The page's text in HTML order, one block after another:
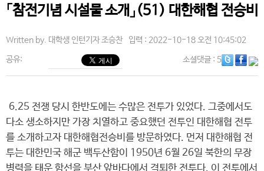
「참전기념 시설물 소개」(51) 대한해협 전승비
Written by. 대학생 인턴기자 조승찬 입력 : 2022-10-18 오전 10:45:02
공유: 소셜댓글: 5
6.25 전쟁 당시 한반도에는 수많은 전투가 있었다. 그중에서도
다소 생소하지만 가장 치열하고 중요했던 전투인 대한해협 전투
를 소개하고자 대한해협전승비를 방문하였다. 먼저 대한해협 전
투는 대한민국 해군 백두산함이 1950년 6월 26일 북한의 무장
병력을 태운 함선을 부산 앞바다에서 격퇴한 전투다. 이 전투에서